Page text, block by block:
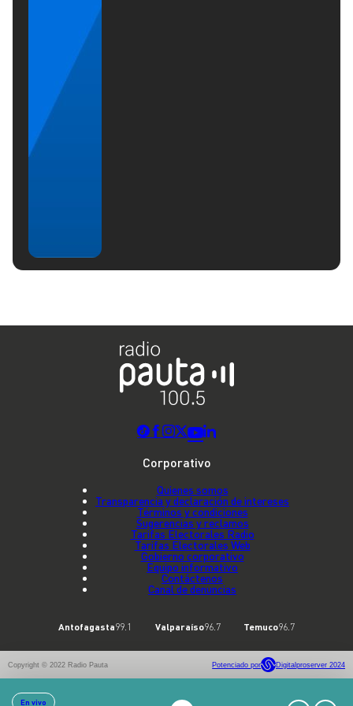
En vivo
Corporativo
Quienes somos
Transparencia y declaración de intereses
Términos y condiciones
Sugerencias y reclamos
Tarifas Electorales Radio
Tarifas Electorales Web
Gobierno corporativo
Equipo informativo
Contáctenos
Canal de denuncias
Antofagasta99.1 Valparaíso96.7 Temuco96.7
Copyright © 2022 Radio Pauta Potenciado por Digitalproserver 2024